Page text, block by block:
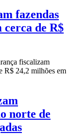
fazendas
cerca de R$
fiscalizam
R$ 24,2 milhões em
norte de